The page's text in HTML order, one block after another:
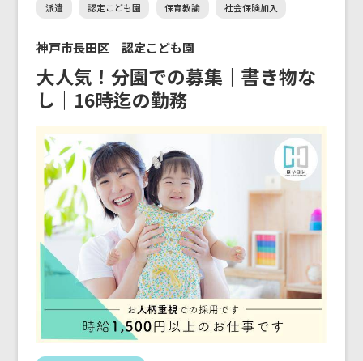
派遣 認定こども園 保育教諭 社会保険加入
神戸市長田区 認定こども園
大人気！分園での募集｜書き物な
し｜16時迄の勤務